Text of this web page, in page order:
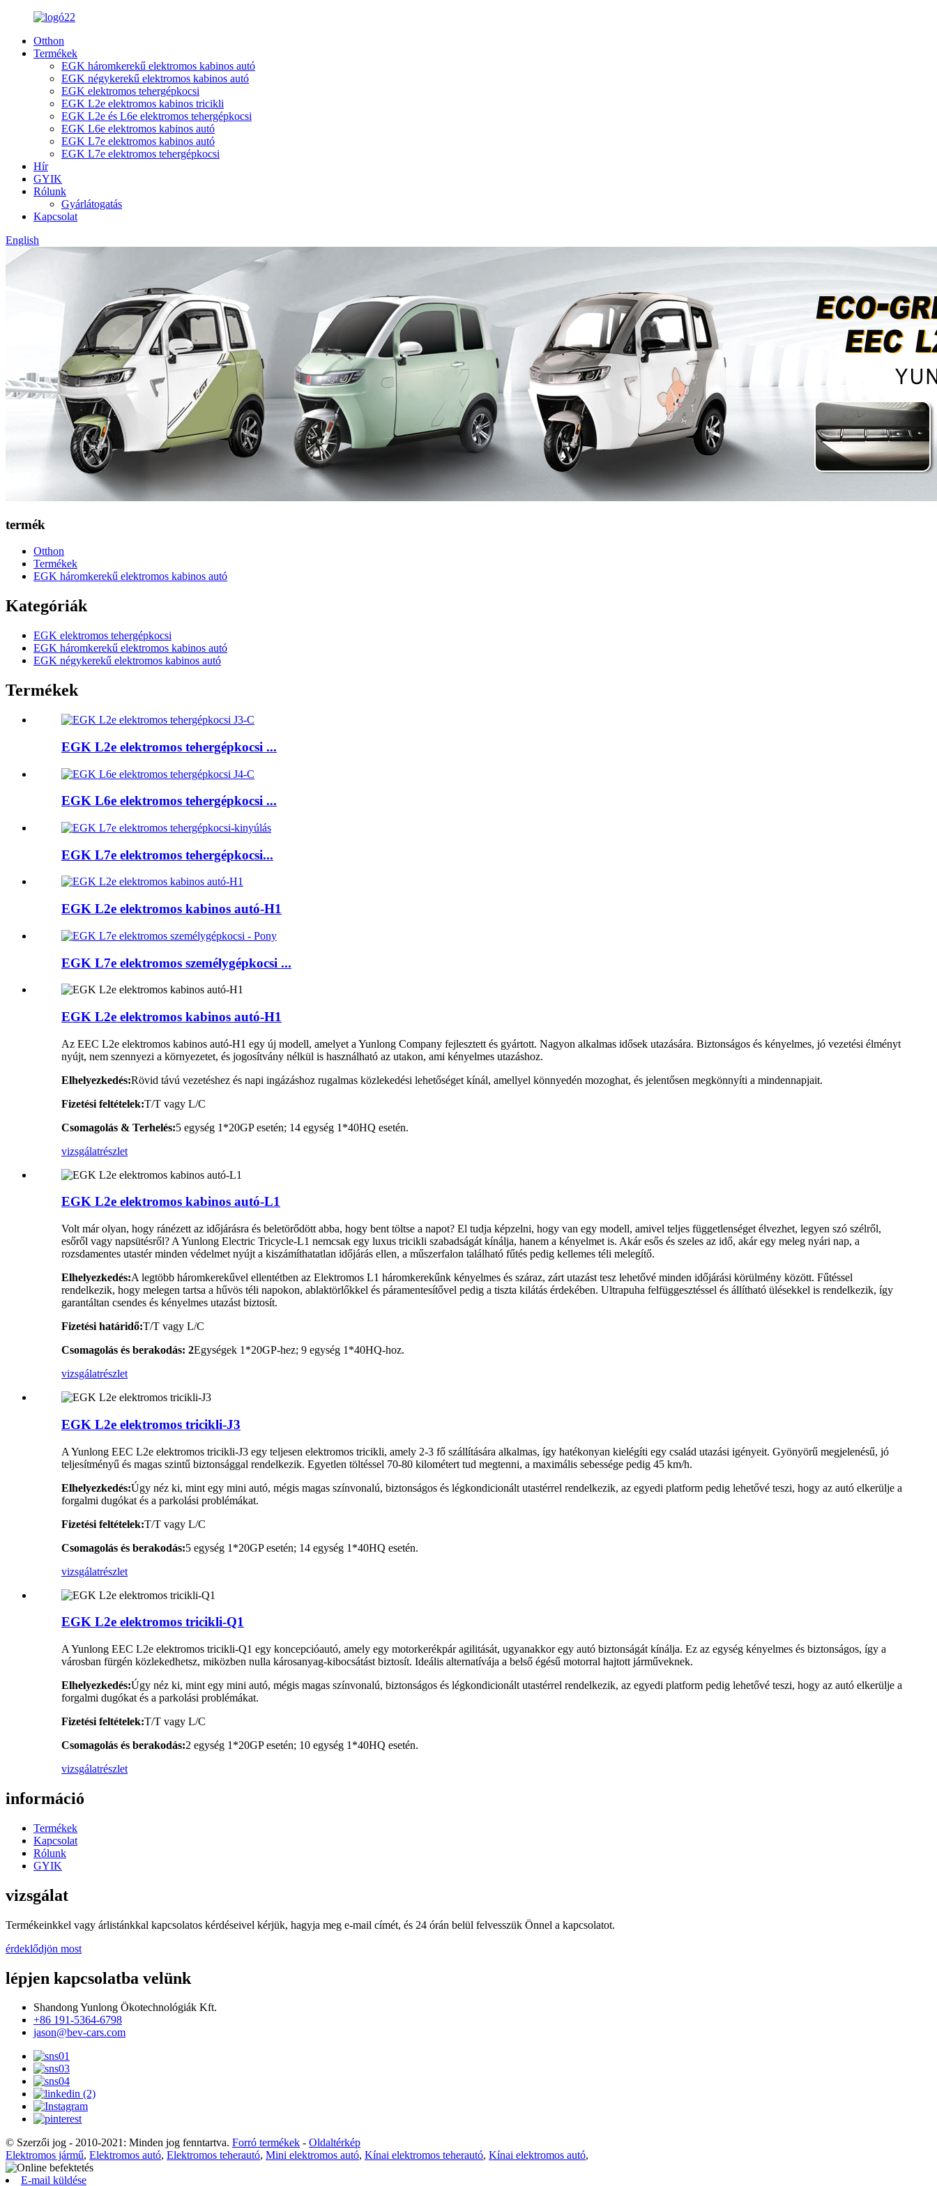
Otthon
Termékek
EGK háromkerekű elektromos kabinos autó
EGK négykerekű elektromos kabinos autó
EGK elektromos tehergépkocsi
EGK L2e elektromos kabinos tricikli
EGK L2e és L6e elektromos tehergépkocsi
EGK L6e elektromos kabinos autó
EGK L7e elektromos kabinos autó
EGK L7e elektromos tehergépkocsi
Hír
GYIK
Rólunk
Gyárlátogatás
Kapcsolat
English
termék
Otthon
Termékek
EGK háromkerekű elektromos kabinos autó
Kategóriák
EGK elektromos tehergépkocsi
EGK háromkerekű elektromos kabinos autó
EGK négykerekű elektromos kabinos autó
Termékek
EGK L2e elektromos tehergépkocsi ...
EGK L6e elektromos tehergépkocsi ...
EGK L7e elektromos tehergépkocsi...
EGK L2e elektromos kabinos autó-H1
EGK L7e elektromos személygépkocsi ...
EGK L2e elektromos kabinos autó-H1
Az EEC L2e elektromos kabinos autó-H1 egy új modell, amelyet a Yunlong Company fejlesztett és gyártott. Nagyon alkalmas idősek utazására. Biztonságos és kényelmes, jó vezetési élményt
nyújt, nem szennyezi a környezetet, és jogosítvány nélkül is használható az utakon, ami kényelmes utazáshoz.
Elhelyezkedés:Rövid távú vezetéshez és napi ingázáshoz rugalmas közlekedési lehetőséget kínál, amellyel könnyedén mozoghat, és jelentősen megkönnyíti a mindennapjait.
Fizetési feltételek:T/T vagy L/C
Csomagolás & Terhelés:5 egység 1*20GP esetén; 14 egység 1*40HQ esetén.
vizsgálatrészlet
EGK L2e elektromos kabinos autó-L1
Volt már olyan, hogy ránézett az időjárásra és beletörődött abba, hogy bent töltse a napot? El tudja képzelni, hogy van egy modell, amivel teljes függetlenséget élvezhet, legyen szó szélről,
esőről vagy napsütésről? A Yunlong Electric Tricycle-L1 nemcsak egy luxus tricikli szabadságát kínálja, hanem a kényelmet is. Akár esős és szeles az idő, akár egy meleg nyári nap, a
rozsdamentes utastér minden védelmet nyújt a kiszámíthatatlan időjárás ellen, a műszerfalon található fűtés pedig kellemes téli melegítő.
Elhelyezkedés:A legtöbb háromkerekűvel ellentétben az Elektromos L1 háromkerekűnk kényelmes és száraz, zárt utazást tesz lehetővé minden időjárási körülmény között. Fűtéssel
rendelkezik, hogy melegen tartsa a hűvös téli napokon, ablaktörlőkkel és páramentesítővel pedig a tiszta kilátás érdekében. Ultrapuha felfüggesztéssel és állítható ülésekkel is rendelkezik, így
garantáltan csendes és kényelmes utazást biztosít.
Fizetési határidő:T/T vagy L/C
Csomagolás és berakodás: 2Egységek 1*20GP-hez; 9 egység 1*40HQ-hoz.
vizsgálatrészlet
EGK L2e elektromos tricikli-J3
A Yunlong EEC L2e elektromos tricikli-J3 egy teljesen elektromos tricikli, amely 2-3 fő szállítására alkalmas, így hatékonyan kielégíti egy család utazási igényeit. Gyönyörű megjelenésű, jó
teljesítményű és magas szintű biztonsággal rendelkezik. Egyetlen töltéssel 70-80 kilométert tud megtenni, a maximális sebessége pedig 45 km/h.
Elhelyezkedés:Úgy néz ki, mint egy mini autó, mégis magas színvonalú, biztonságos és légkondicionált utastérrel rendelkezik, az egyedi platform pedig lehetővé teszi, hogy az autó elkerülje a
forgalmi dugókat és a parkolási problémákat.
Fizetési feltételek:T/T vagy L/C
Csomagolás és berakodás:5 egység 1*20GP esetén; 14 egység 1*40HQ esetén.
vizsgálatrészlet
EGK L2e elektromos tricikli-Q1
A Yunlong EEC L2e elektromos tricikli-Q1 egy koncepcióautó, amely egy motorkerékpár agilitását, ugyanakkor egy autó biztonságát kínálja. Ez az egység kényelmes és biztonságos, így a
városban fürgén közlekedhetsz, miközben nulla károsanyag-kibocsátást biztosít. Ideális alternatívája a belső égésű motorral hajtott járműveknek.
Elhelyezkedés:Úgy néz ki, mint egy mini autó, mégis magas színvonalú, biztonságos és légkondicionált utastérrel rendelkezik, az egyedi platform pedig lehetővé teszi, hogy az autó elkerülje a
forgalmi dugókat és a parkolási problémákat.
Fizetési feltételek:T/T vagy L/C
Csomagolás és berakodás:2 egység 1*20GP esetén; 10 egység 1*40HQ esetén.
vizsgálatrészlet
információ
Termékek
Kapcsolat
Rólunk
GYIK
vizsgálat
Termékeinkkel vagy árlistánkkal kapcsolatos kérdéseivel kérjük, hagyja meg e-mail címét, és 24 órán belül felvesszük Önnel a kapcsolatot.
érdeklődjön most
lépjen kapcsolatba velünk
Shandong Yunlong Ökotechnológiák Kft.
+86 191-5364-6798
jason@bev-cars.com
© Szerzői jog - 2010-2021: Minden jog fenntartva. Forró termékek - Oldaltérkép
Elektromos jármű, Elektromos autó, Elektromos teherautó, Mini elektromos autó, Kínai elektromos teherautó, Kínai elektromos autó,
E-mail küldése